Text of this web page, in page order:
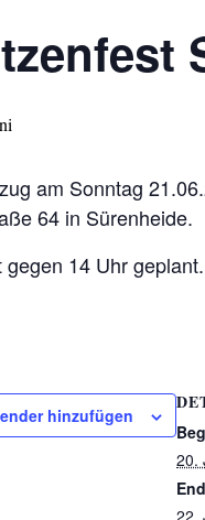
am Sonntag
64 in Sürenheide.
14 Uhr geplant.
hinzufügen
20.
22.